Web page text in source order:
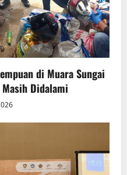
di Muara Sungai
Didalami